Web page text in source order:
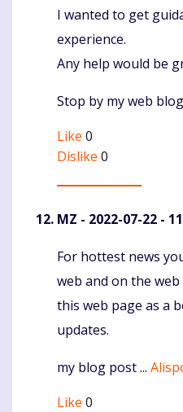
I wanted to get
experience.
Any help would be
Stop by my web blog
Like 0
Dislike 0
MZ - 2022-07-22 -
Komentaras
For hottest news
web and on the
this web page as a
updates.
my blog post ...
Like 0